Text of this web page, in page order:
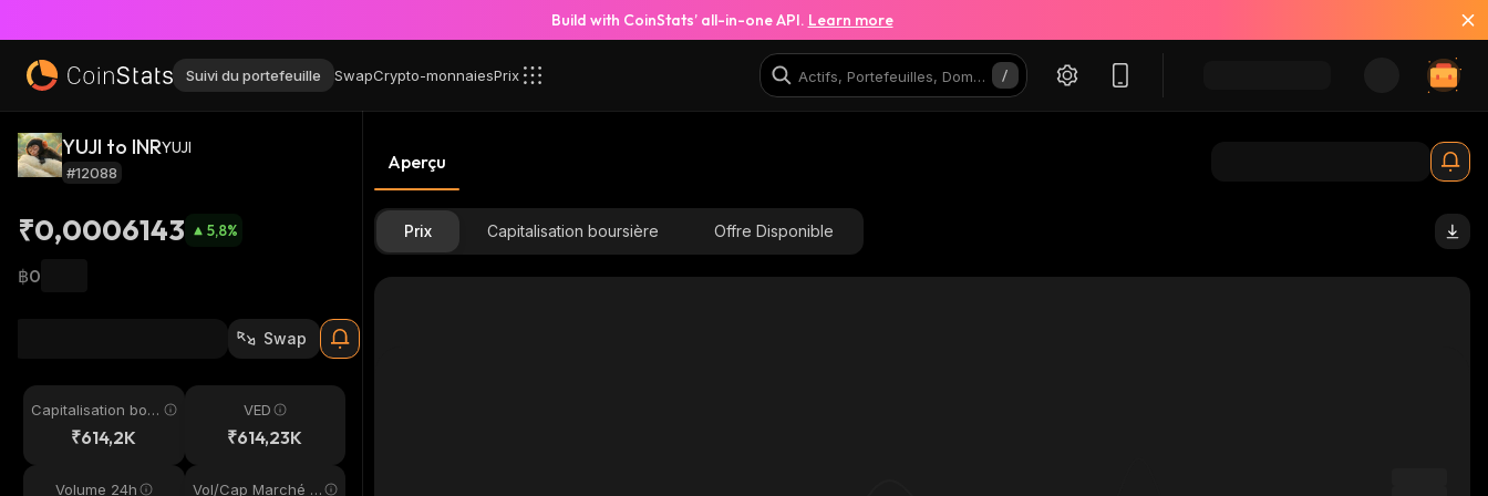
Build with CoinStats’ all-in-one API. Learn more
Suivi du portefeuille SwapCrypto-monnaiesPrix
YUJI to INRYUJI
#12088
₹0,0006143 5,8%
฿0
Swap
Capitalisation bou
₹614,2K
VED
₹614,23K
Volume 24h Vol/Cap Marché 2
Aperçu
Prix Capitalisation boursière Offre Disponible